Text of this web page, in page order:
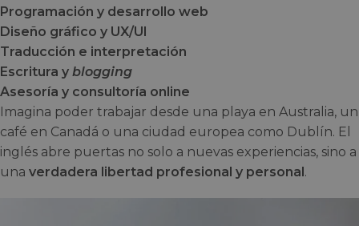
Programación y desarrollo web
Diseño gráfico y UX/UI
Traducción e interpretación
Escritura y blogging
Asesoría y consultoría online
Imagina poder trabajar desde una playa en Australia, un
café en Canadá o una ciudad europea como Dublín. El
inglés abre puertas no solo a nuevas experiencias, sino a
una verdadera libertad profesional y personal.